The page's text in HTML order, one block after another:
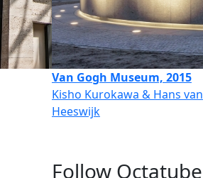
Van Gogh Museum, 2015
Kisho Kurokawa & Hans van
Heeswijk
Follow Octatube